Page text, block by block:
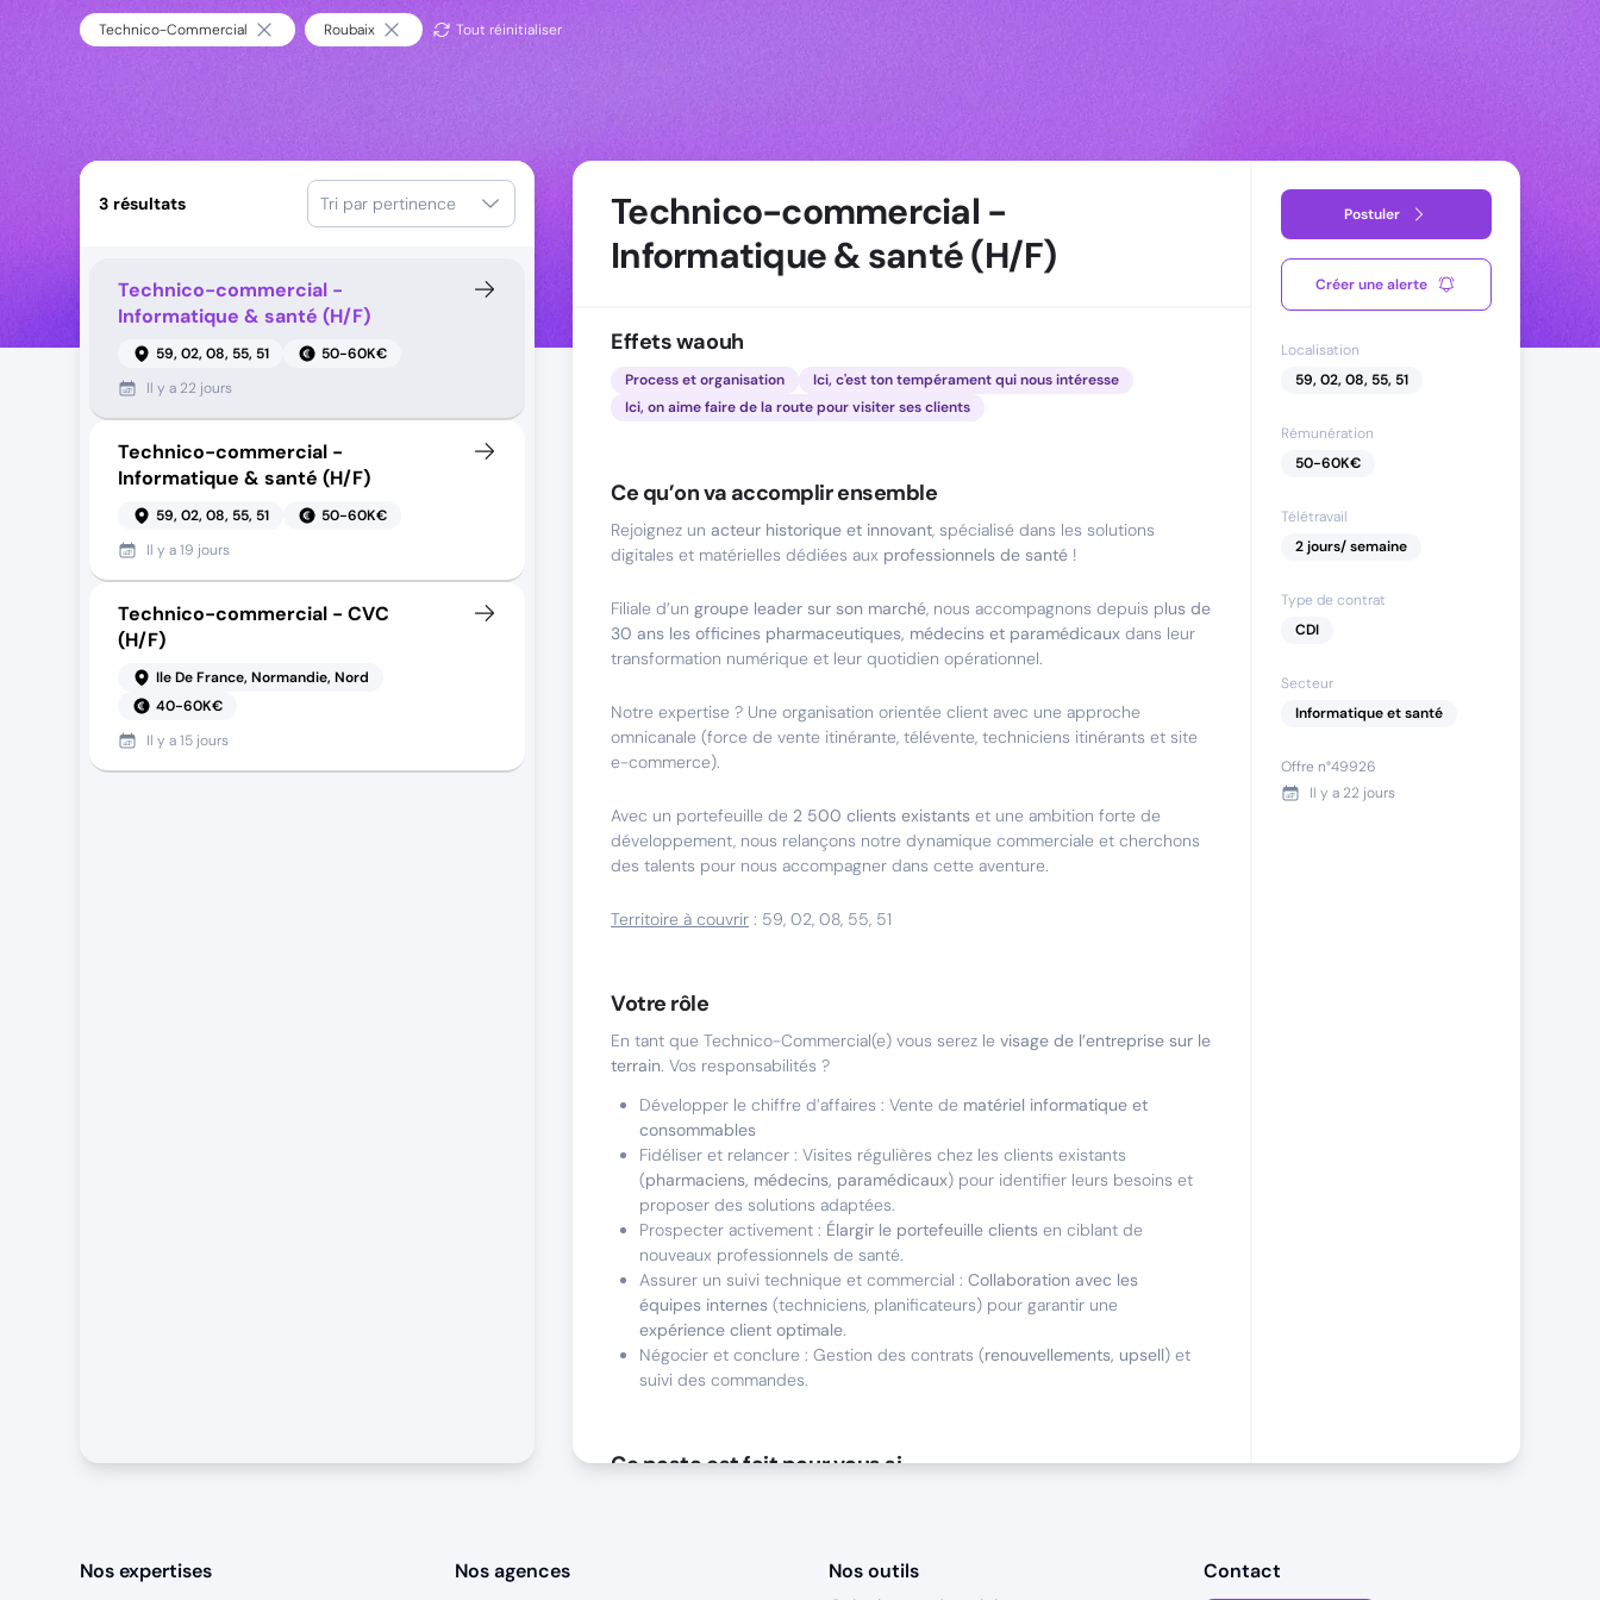
Technico-Commercial Roubaix Tout réinitialiser
3 résultats Tri par pertinence
Technico-commercial -
Informatique & santé (H/F)
59, 02, 08, 55, 51
50-60K€
Il y a 22 jours
Technico-commercial -
Informatique & santé (H/F)
59, 02, 08, 55, 51
50-60K€
Il y a19 jours
Technico-commercial - CVC
(H/F)
Ile De France, Normandie, Nord
40-60K€
Il y a15 jours
Technico-commercial -
Informatique & santé (H/F)
Effets waouh
Process et organisation
Ici, c'est ton tempérament qui nous intéresse
Ici, on aime faire de la route pour visiter ses clients
Ce qu’on va accomplir ensemble
Rejoignez un acteur historique et innovant, spécialisé dans les solutions
digitales et matérielles dédiées aux professionnels de santé !
Filiale d’un groupe leader sur son marché, nous accompagnons depuis plus de
30 ans les officines pharmaceutiques, médecins et paramédicaux dans leur
transformation numérique et leur quotidien opérationnel.
Notre expertise ? Une organisation orientée client avec une approche
omnicanale (force de vente itinérante, télévente, techniciens itinérants et site
e-commerce).
Avec un portefeuille de 2 500 clients existants et une ambition forte de
développement, nous relançons notre dynamique commerciale et cherchons
des talents pour nous accompagner dans cette aventure.
Territoire à couvrir : 59, 02, 08, 55, 51
Votre rôle
En tant que Technico-Commercial(e) vous serez le visage de l’entreprise sur le
terrain. Vos responsabilités ?
Développer le chiffre d’affaires : Vente de matériel informatique et
consommables
Fidéliser et relancer : Visites régulières chez les clients existants
(pharmaciens, médecins, paramédicaux) pour identifier leurs besoins et
proposer des solutions adaptées.
Prospecter activement : Élargir le portefeuille clients en ciblant de
nouveaux professionnels de santé.
Assurer un suivi technique et commercial : Collaboration avec les
équipes internes (techniciens, planificateurs) pour garantir une
expérience client optimale.
Négocier et conclure : Gestion des contrats (renouvellements, upsell) et
suivi des commandes.
Ce poste est fait pour vous si
Résilience et adaptabilité: Savoir rebondir après un échec, et maintenir
Postuler
Créer une alerte
Localisation
59, 02, 08, 55, 51
Rémunération
50-60K€
Télétravail
2 jours/ semaine
Type de contrat
CDI
Secteur
Informatique et santé
Offre n°49926
Il y a 22 jours
Nos expertises
Nos agences
Nos outils
Contact